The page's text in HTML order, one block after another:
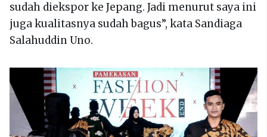
sudah diekspor ke Jepang. Jadi menurut saya ini
juga kualitasnya sudah bagus”, kata Sandiaga
Salahuddin Uno.